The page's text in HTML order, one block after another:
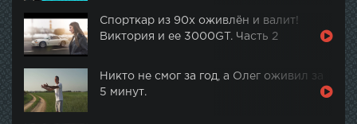
Спорткар из 90х оживлён и валит!
Виктория и ее 3000GT. Часть 2
Никто не смог за год, а Олег оживил за
5 минут.